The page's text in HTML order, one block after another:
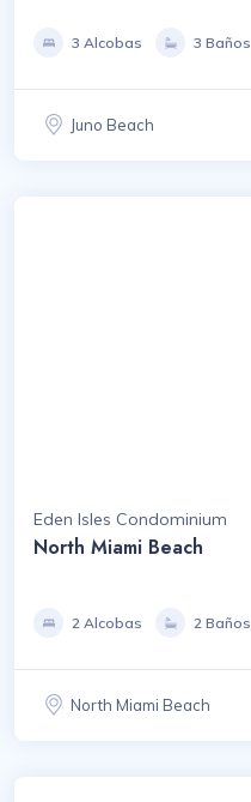
3 Alcobas 3 Baños
Juno Beach
Eden Isles Condominium
North Miami Beach
2 Alcobas 2 Baños
North Miami Beach